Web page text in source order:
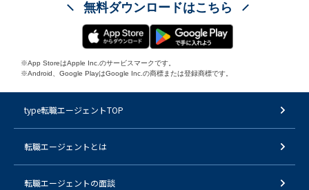
無料ダウンロードはこちら
※App StoreはApple Inc.のサービスマークです。
※Android、Google PlayはGoogle Inc.の商標または登録商標です。
type転職エージェントTOP
転職エージェントとは
転職エージェントの面談